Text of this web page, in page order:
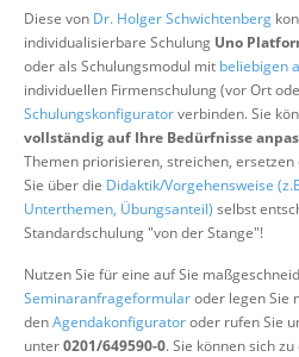
Suche
Diese von Dr. Holger Schwichtenberg
individualisierbare Schulung Uno
oder als Schulungsmodul mit beliebigen
individuellen Firmenschulung (vor Ort
Schulungskonfiguratorverbinden. Sie
vollständig auf Ihre Bedürfnisse
Themen priorisieren, streichen,
Sie über die Didaktik/Vorgehensweise
Unterthemen, Übungsanteil) selbst
Standardschulung "von der Stange"!
Nutzen Sie für eine auf Sie
Seminaranfrageformularoder legen Sie
denAgendakonfiguratoroder rufen Sie
unter0201/649590-0. Sie können sich